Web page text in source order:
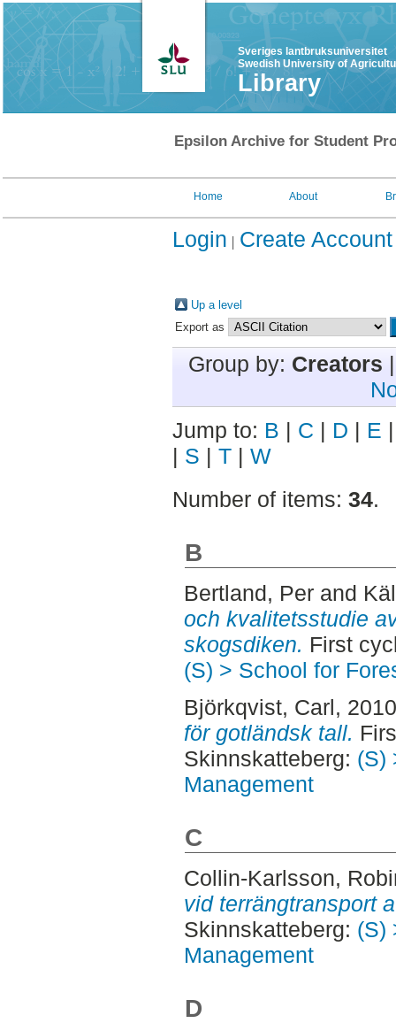
Sveriges lantbruksuniversitet
Swedish University of
Library
Epsilon Archive for Student
Home About
Login Create Account
Up a level
Export as
Group by: Creators
Jump to: B | C | D | E
| S | T | W
Number of items: 34.
B
Bertland, Perand
och kvalitetsstudie
skogsdiken. First
(S) > School for
Björkqvist, Carl,
för gotländsk tall.
Skinnskatteberg: (S)
Management
C
Collin-Karlsson,
vid terrängtransport
Skinnskatteberg: (S)
Management
D